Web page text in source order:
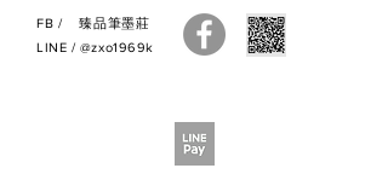
FB /臻品筆墨莊
LINE / @zxo1969k